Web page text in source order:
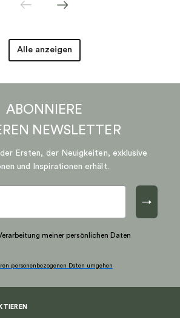
Alle anzeigen
ABONNIERE
NEWSLETTER
Ersten, der Neuigkeiten, exklusive
und Inspirationen erhält.
→
meiner persönlichen Daten
personenbezogenen Daten umgehen